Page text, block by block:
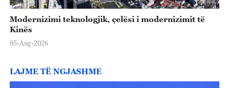
Modernizimi teknologjik, çelësi i modernizimit të
Kinës
05-Aug-2026
LAJME TË NGJASHME